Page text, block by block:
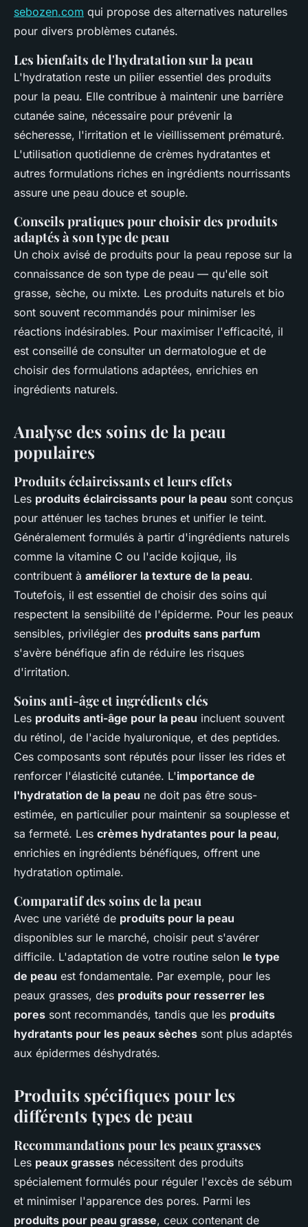
sebozen.com qui propose des alternatives naturelles
pour divers problèmes cutanés.
Les bienfaits de l'hydratation sur la peau
L'hydratation reste un pilier essentiel des produits
pour la peau. Elle contribue à maintenir une barrière
cutanée saine, nécessaire pour prévenir la
sécheresse, l'irritation et le vieillissement prématuré.
L'utilisation quotidienne de crèmes hydratantes et
autres formulations riches en ingrédients nourrissants
assure une peau douce et souple.
Conseils pratiques pour choisir des produits
adaptés à son type de peau
Un choix avisé de produits pour la peau repose sur la
connaissance de son type de peau — qu'elle soit
grasse, sèche, ou mixte. Les produits naturels et bio
sont souvent recommandés pour minimiser les
réactions indésirables. Pour maximiser l'efficacité, il
est conseillé de consulter un dermatologue et de
choisir des formulations adaptées, enrichies en
ingrédients naturels.
Analyse des soins de la peau
populaires
Produits éclaircissants et leurs effets
Les produits éclaircissants pour la peau sont conçus
pour atténuer les taches brunes et unifier le teint.
Généralement formulés à partir d'ingrédients naturels
comme la vitamine C ou l'acide kojique, ils
contribuent à améliorer la texture de la peau.
Toutefois, il est essentiel de choisir des soins qui
respectent la sensibilité de l'épiderme. Pour les peaux
sensibles, privilégier des produits sans parfum
s'avère bénéfique afin de réduire les risques
d'irritation.
Soins anti-âge et ingrédients clés
Les produits anti-âge pour la peau incluent souvent
du rétinol, de l'acide hyaluronique, et des peptides.
Ces composants sont réputés pour lisser les rides et
renforcer l'élasticité cutanée. L'importance de
l'hydratation de la peau ne doit pas être sous-
estimée, en particulier pour maintenir sa souplesse et
sa fermeté. Les crèmes hydratantes pour la peau,
enrichies en ingrédients bénéfiques, offrent une
hydratation optimale.
Comparatif des soins de la peau
Avec une variété de produits pour la peau
disponibles sur le marché, choisir peut s'avérer
difficile. L'adaptation de votre routine selon le type
de peau est fondamentale. Par exemple, pour les
peaux grasses, des produits pour resserrer les
pores sont recommandés, tandis que les produits
hydratants pour les peaux sèches sont plus adaptés
aux épidermes déshydratés.
Produits spécifiques pour les
différents types de peau
Recommandations pour les peaux grasses
Les peaux grasses nécessitent des produits
spécialement formulés pour réguler l'excès de sébum
et minimiser l'apparence des pores. Parmi les
produits pour peau grasse, ceux contenant de